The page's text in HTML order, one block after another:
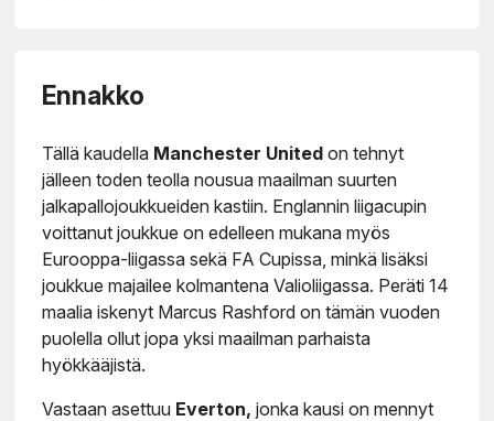
Ennakko
Tällä kaudella Manchester Unitedon tehnyt
jälleen toden teolla nousua maailman suurten
jalkapallojoukkueiden kastiin. Englannin liigacupin
voittanut joukkue on edelleen mukana myös
Eurooppa-liigassa sekä FA Cupissa, minkä lisäksi
joukkue majailee kolmantena Valioliigassa. Peräti 14
maalia iskenyt Marcus Rashford on tämän vuoden
puolella ollut jopa yksi maailman parhaista
hyökkääjistä.
Vastaan asettuu Everton,jonka kausi on mennyt